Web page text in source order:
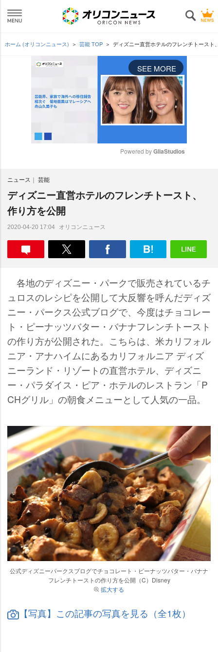
ホーム (オリコンニュース) 芸能 TOP ディズニー直営ホテルのフレンチトースト
SEE MORE
Powered by GliaStudios
ニュース 芸能
ディズニー直営ホテルのフレンチトースト、
作り方を公開
2020-04-20 17:04 オリコンニュース
各地のディズニー・パークで販売されているチ
ュロスのレシピを公開して大反響を呼んだディズ
ニー・パークス公式ブログで、今度はチョコレー
ト・ピーナッツバター・バナナフレンチトースト
の作り方が公開された。こちらは、米カリフォル
ニア・アナハイムにあるカリフォルニア ディズ
ニーランド・リゾートの直営ホテル、ディズニ
ー・パラダイス・ピア・ホテルのレストラン「P
CHグリル」の朝食メニューとして人気の一品。
公式ディズニーパークスブログでチョコレート・ピーナッツバター・バナナ
フレンチトーストの作り方を公開（C）Disney
拡大する
【写真】この記事の写真を見る（全1枚）